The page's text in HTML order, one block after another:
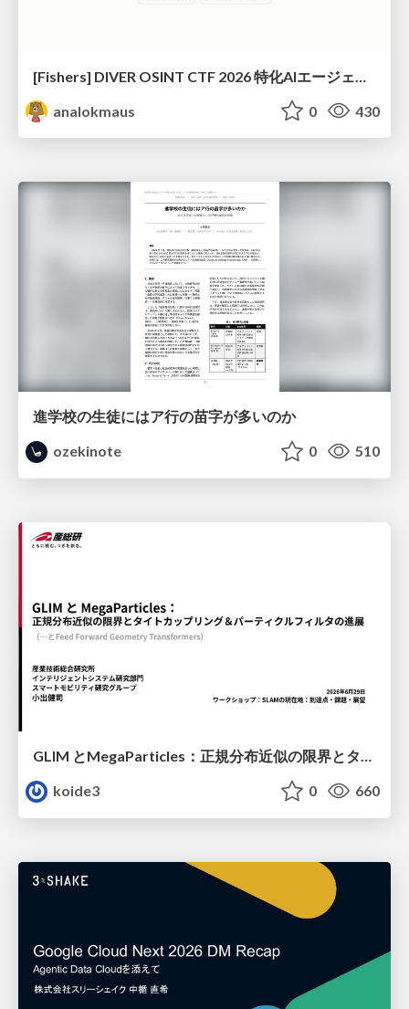
analokmaus
0 430
進学校の生徒にはア行の苗字が多いのか
ozekinote
0 510
GLIM とMegaParticles：正規分布近似の限界とタイトカップリング＆パーティクルフィルタの進展 / GLIM and MegaParticles : Progress of the distribution representation in SLAM
koide3
0 660